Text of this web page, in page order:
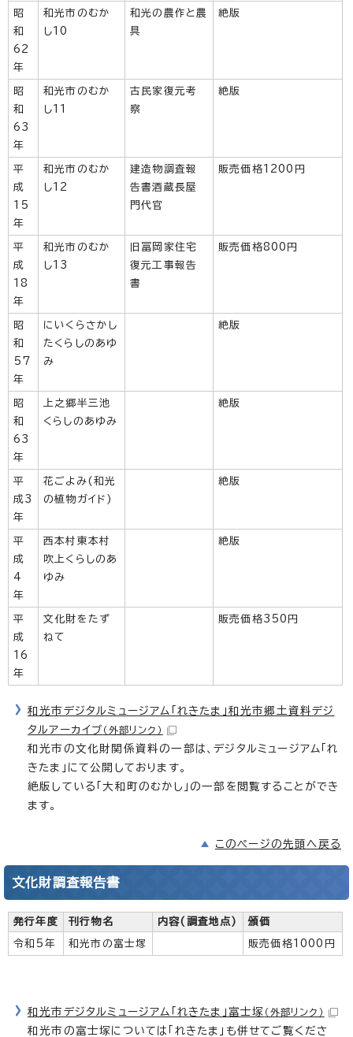
昭
和
62
年
和光市のむか
し10
和光の農作と農
具
絶版
昭
和
63
年
和光市のむか
し11
古民家復元考
察
絶版
平
成
15
年
和光市のむか
し12
建造物調査報
告書酒蔵長屋
門代官
販売価格1200円
平
成
18
年
和光市のむか
し13
旧冨岡家住宅
復元工事報告
書
販売価格800円
昭
和
57
年
にいくらさかし
たくらしのあゆ
み
絶版
昭
和
63
年
上之郷半三池
くらしのあゆみ
絶版
平
成3
年
花ごよみ(和光
の植物ガイド)
絶版
平
成
4
年
西本村東本村
吹上くらしのあ
ゆみ
絶版
平
成
16
年
文化財をたず
ねて
販売価格350円
和光市デジタルミュージアム「れきたま」和光市郷土資料デジ
タルアーカイブ（外部リンク）
和光市の文化財関係資料の一部は、デジタルミュージアム「れ
きたま」にて公開しております。
絶版している「大和町のむかし」の一部を閲覧することができ
ます。
このページの先頭へ戻る
文化財調査報告書
発行年度 刊行物名 内容(調査地点) 頒価
令和5年 和光市の富士塚 販売価格1000円
和光市デジタルミュージアム「れきたま」富士塚 （外部リンク）
和光市の富士塚については「れきたま」も併せてご覧くださ